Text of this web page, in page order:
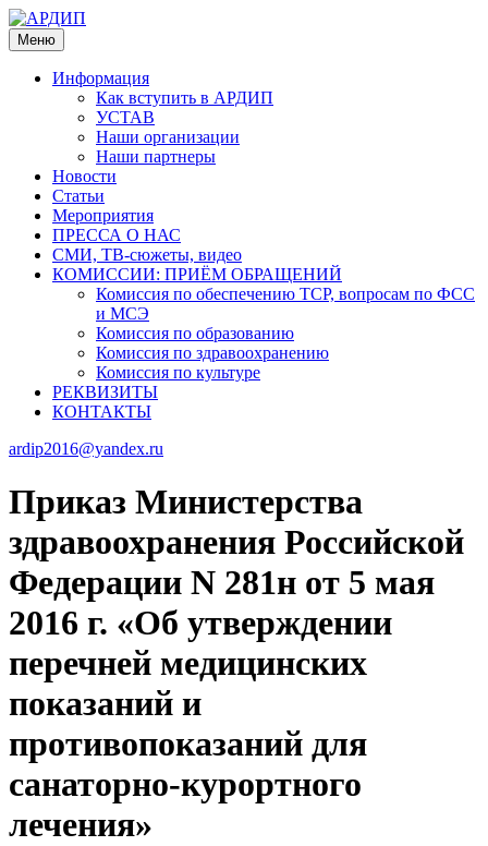
Меню
Информация
Как вступить в АРДИП
УСТАВ
Наши организации
Наши партнеры
Новости
Статьи
Мероприятия
ПРЕССА О НАС
СМИ, ТВ-сюжеты, видео
КОМИССИИ: ПРИЁМ ОБРАЩЕНИЙ
Комиссия по обеспечению ТСР, вопросам по ФСС
и МСЭ
Комиссия по образованию
Комиссия по здравоохранению
Комиссия по культуре
РЕКВИЗИТЫ
КОНТАКТЫ
ardip2016@yandex.ru
Приказ Министерства
здравоохранения Российской
Федерации N 281н от 5 мая
2016 г. «Об утверждении
перечней медицинских
показаний и
противопоказаний для
санаторно-курортного
лечения»